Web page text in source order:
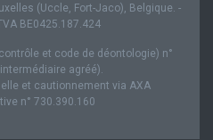
(Uccle, Fort-Jaco), Belgique. -
BE0425.187.424
et code de déontologie) n°
agréé).
et cautionnement via AXA
n° 730.390.160